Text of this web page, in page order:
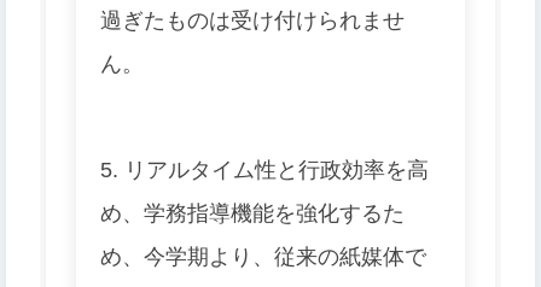
過ぎたものは受け付けられませ
ん。
5. リアルタイム性と行政効率を高
め、学務指導機能を強化するた
め、今学期より、従来の紙媒体で